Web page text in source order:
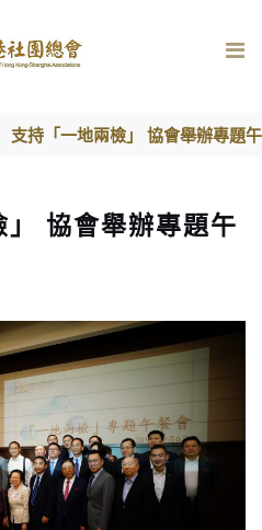
支持「一地兩檢」 協會舉辦專題
協會舉辦專題午